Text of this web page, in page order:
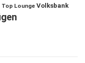
Top Lounge Volksbank